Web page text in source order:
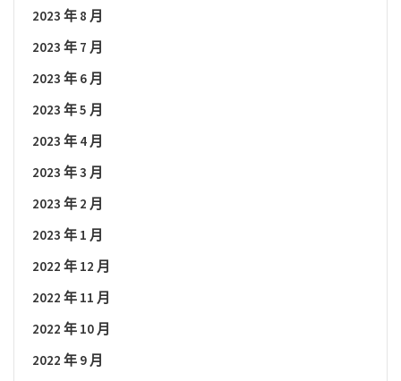
2023 年 8 月
2023 年 7 月
2023 年 6 月
2023 年 5 月
2023 年 4 月
2023 年 3 月
2023 年 2 月
2023 年 1 月
2022 年 12 月
2022 年 11 月
2022 年 10 月
2022 年 9 月